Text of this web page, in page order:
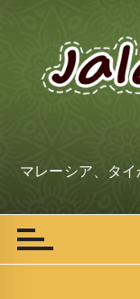
t
マレーシア、タ